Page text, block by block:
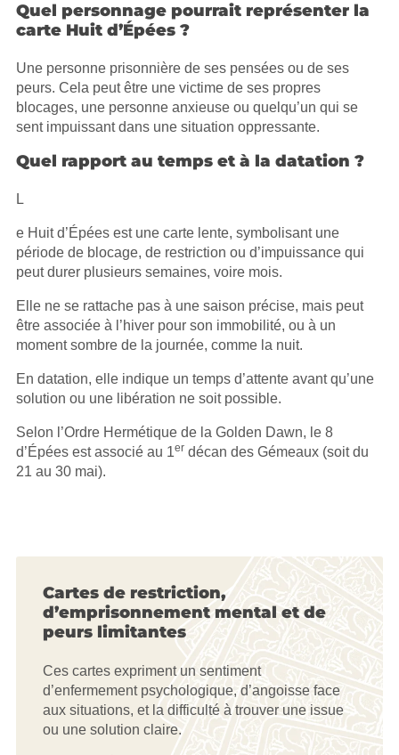
Quel personnage pourrait représenter la
carte Huit d’Épées ?
Une personne prisonnière de ses pensées ou de ses
peurs. Cela peut être une victime de ses propres
blocages, une personne anxieuse ou quelqu’un qui se
sent impuissant dans une situation oppressante.
Quel rapport au temps et à la datation ?
L
e Huit d’Épées est une carte lente, symbolisant une
période de blocage, de restriction ou d’impuissance qui
peut durer plusieurs semaines, voire mois.
Elle ne se rattache pas à une saison précise, mais peut
être associée à l’hiver pour son immobilité, ou à un
moment sombre de la journée, comme la nuit.
En datation, elle indique un temps d’attente avant qu’une
solution ou une libération ne soit possible.
Selon l’Ordre Hermétique de la Golden Dawn, le 8
d’Épées est associé au 1er décan des Gémeaux (soit du
21 au 30 mai).
Cartes de restriction,
d’emprisonnement mental et de
peurs limitantes
Ces cartes expriment un sentiment
d’enfermement psychologique, d’angoisse face
aux situations, et la difficulté à trouver une issue
ou une solution claire.